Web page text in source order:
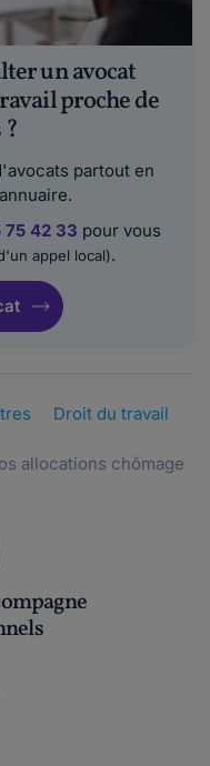
un avocat
proche de
partout en
75 42 33 pour vous
appel local).
Droit du travail
allocations chômage